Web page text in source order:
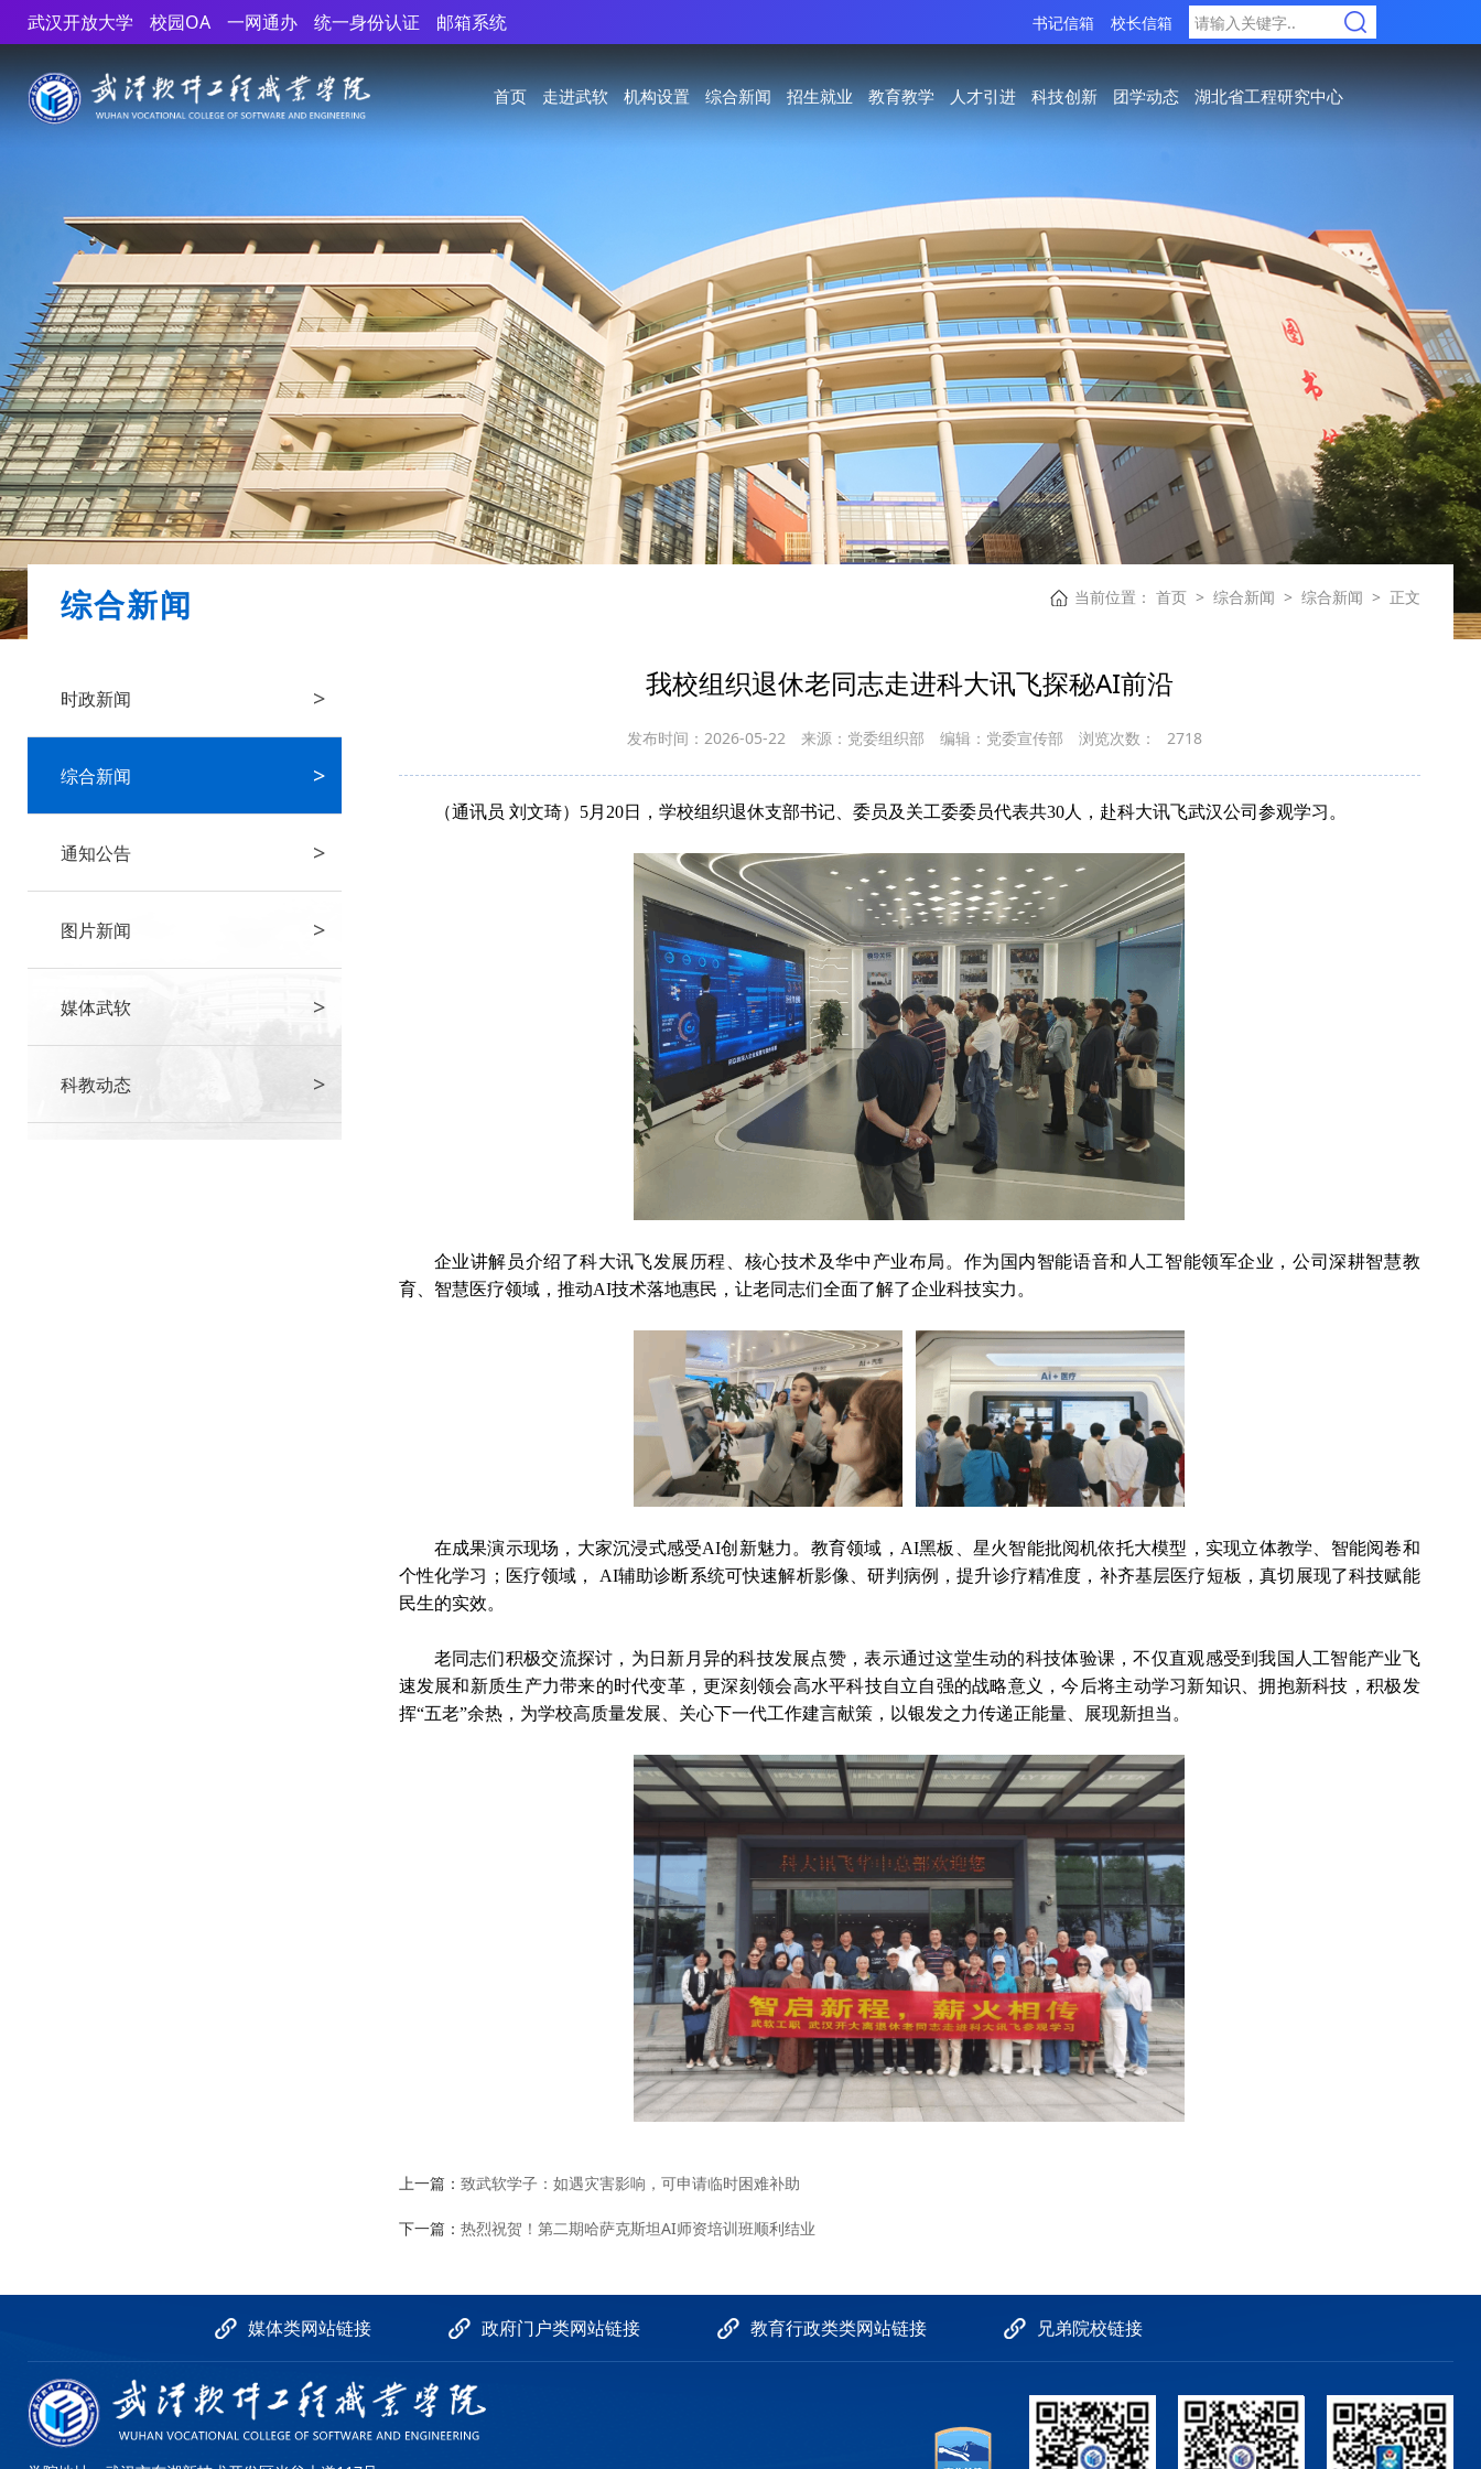
武汉开放大学 校园OA 一网通办 统一身份认证 邮箱系统 书记信箱 校长信箱
首页 走进武软 机构设置 综合新闻 招生就业 教育教学 人才引进 科技创新 团学动态 湖北省工程研究中心
综合新闻
时政新闻 >
综合新闻 >
通知公告 >
图片新闻 >
媒体武软 >
科教动态 >
当前位置： 首页 > 综合新闻 > 综合新闻 > 正文
我校组织退休老同志走进科大讯飞探秘AI前沿
发布时间：2026-05-22 来源：党委组织部 编辑：党委宣传部 浏览次数： 2718
（通讯员 刘文琦）5月20日，学校组织退休支部书记、委员及关工委委员代表共30人，赴科大讯飞武汉公司参观学习。
企业讲解员介绍了科大讯飞发展历程、核心技术及华中产业布局。作为国内智能语音和人工智能领军企业，公司深耕智慧教
育、智慧医疗领域，推动AI技术落地惠民，让老同志们全面了解了企业科技实力。
在成果演示现场，大家沉浸式感受AI创新魅力。教育领域，AI黑板、星火智能批阅机依托大模型，实现立体教学、智能阅卷和
个性化学习；医疗领域， AI辅助诊断系统可快速解析影像、研判病例，提升诊疗精准度，补齐基层医疗短板，真切展现了科技赋能
民生的实效。
老同志们积极交流探讨，为日新月异的科技发展点赞，表示通过这堂生动的科技体验课，不仅直观感受到我国人工智能产业飞
速发展和新质生产力带来的时代变革，更深刻领会高水平科技自立自强的战略意义，今后将主动学习新知识、拥抱新科技，积极发
挥“五老”余热，为学校高质量发展、关心下一代工作建言献策，以银发之力传递正能量、展现新担当。
上一篇： 致武软学子：如遇灾害影响，可申请临时困难补助
下一篇： 热烈祝贺！第二期哈萨克斯坦AI师资培训班顺利结业
媒体类网站链接 政府门户类网站链接 教育行政类类网站链接 兄弟院校链接